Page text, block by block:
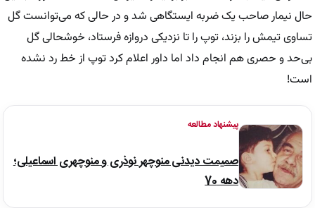
23
seconds
حال نیمار صاحب یک ضربه ایستگاهی شد و در حالی که می‌توانست گل
تساوی تیمش را بزند، توپ را تا نزدیکی دروازه فرستاد، خوشحالی گل
بی‌‌حد و حصری هم انجام داد اما داور اعلام کرد توپ از خط رد نشده
است!
پیشنهاد مطالعه
صمیمت دیدنی منوچهر نوذری و منوچهری اسماعیلی؛
دهه 70